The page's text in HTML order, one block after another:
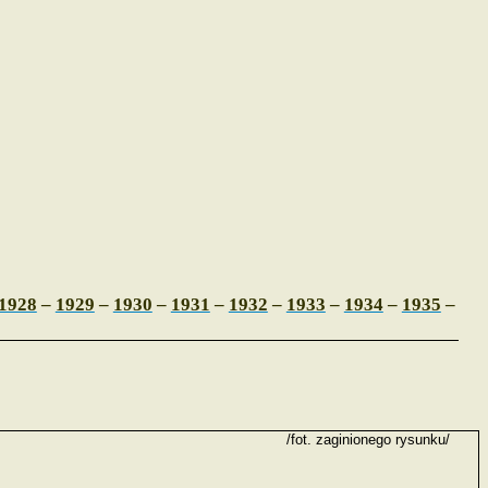
– 1929 – 1930 – 1931 – 1932 – 1933 – 1934– 1935 –
/fot. zaginionego rysunku/